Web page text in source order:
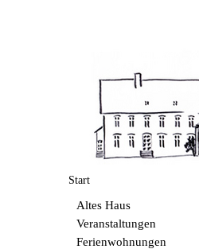
Start
Altes Haus
Veranstaltungen
Ferienwohnungen